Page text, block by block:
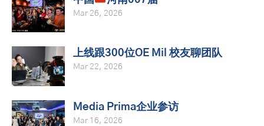
Mar 26, 2026
上线跟300位OE Mil 校友聊团队
Mar 22, 2026
Media Prima企业参访
Mar 16, 2026